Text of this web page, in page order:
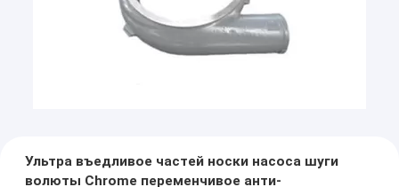
Ультра въедливое частей носки насоса шуги
волюты Chrome переменчивое анти-